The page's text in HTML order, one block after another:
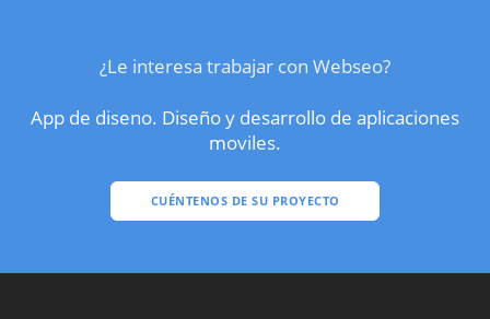
¿Le interesa trabajar con Webseo?
App de diseno. Diseño y desarrollo de aplicaciones
moviles.
CUÉNTENOS DE SU PROYECTO